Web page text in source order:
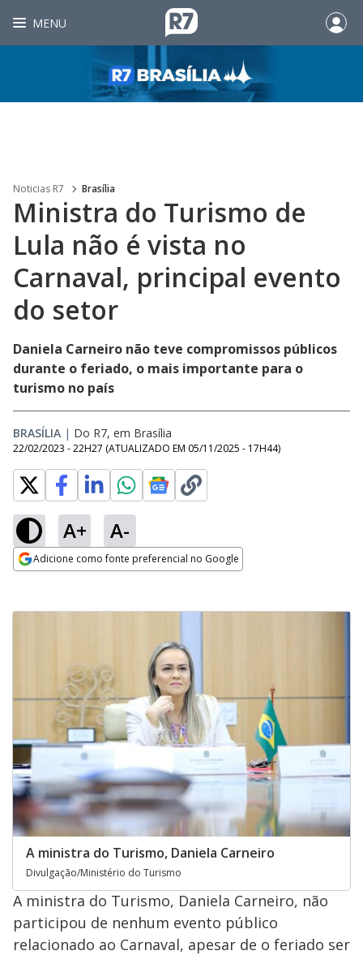
MENU
Noticias R7 Brasília
Ministra do Turismo de
Lula não é vista no
Carnaval, principal evento
do setor
Daniela Carneiro não teve compromissos públicos
durante o feriado, o mais importante para o
turismo no país
BRASÍLIA | Do R7, em Brasília
22/02/2023 - 22H27 (ATUALIZADO EM 05/11/2025 - 17H44)
A+ A-
Adicione como fonte preferencial no Google
A ministra do Turismo, Daniela Carneiro
Divulgação/Ministério do Turismo
A ministra do Turismo, Daniela Carneiro, não
participou de nenhum evento público
relacionado ao Carnaval, apesar de o feriado ser